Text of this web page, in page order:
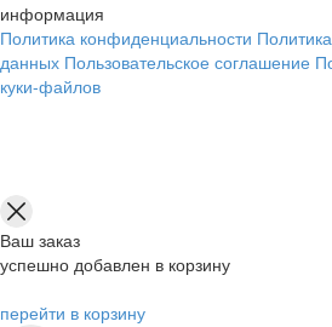
информация
Политика конфиденциальности
данных Пользовательское соглашение
куки-файлов
Ваш заказ
успешно добавлен в корзину
перейти в корзину